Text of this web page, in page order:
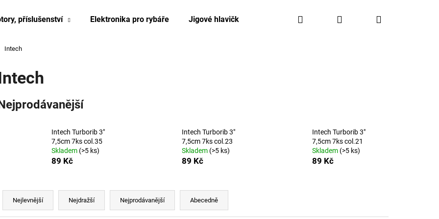
příslušenství Elektronika pro rybáře Jigové hlavičky, háčky, olovo Kajaky FreeAqua
Hledat PřihlášeníNákupní
Intech
Intech Turborib 3"
7,5cm 7ks col.35
Skladem (>5 ks)
89 Kč
Intech Turborib 3"
7,5cm 7ks col.23
Skladem (>5 ks)
89 Kč
Intech Turborib 3"
7,5cm 7ks col.21
Skladem (>5 ks)
89 Kč
Ř
Nejlevnější Nejdražší Nejprodávanější Abecedně
Co potřebujete najít?